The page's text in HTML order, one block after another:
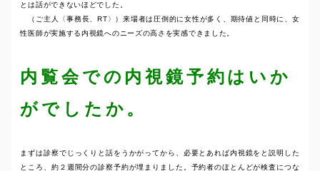
とは話ができないほどでした。
（ご主人〈事務長、RT〉）来場者は圧倒的に女性が多く、期待値と同時に、女
性医師が実施する内視鏡へのニーズの高さを実感できました。
内覧会での内視鏡予約はいか
がでしたか。
まずは診察でじっくりと話をうかがってから、必要とあれば内視鏡をと説明した
ところ、約２週間分の診察予約が埋まりました。予約者のほとんどが検査につな